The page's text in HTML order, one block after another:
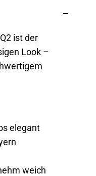
ist der
Look –
elegant
weich